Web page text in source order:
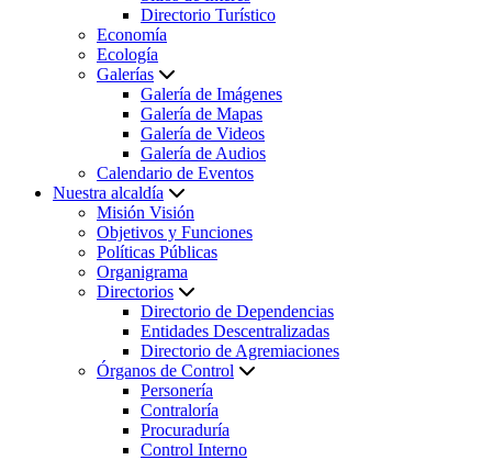
Directorio Turístico
Economía
Ecología
Galerías
Galería de Imágenes
Galería de Mapas
Galería de Videos
Galería de Audios
Calendario de Eventos
Nuestra alcaldía
Misión Visión
Objetivos y Funciones
Políticas Públicas
Organigrama
Directorios
Directorio de Dependencias
Entidades Descentralizadas
Directorio de Agremiaciones
Órganos de Control
Personería
Contraloría
Procuraduría
Control Interno